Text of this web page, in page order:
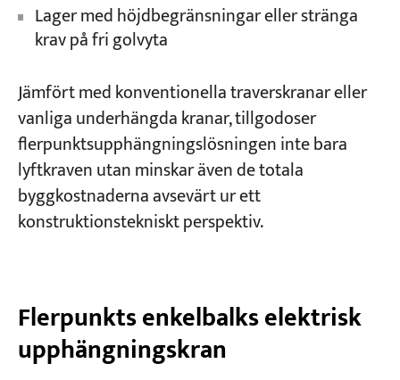
Lager med höjdbegränsningar eller stränga
krav på fri golvyta
Jämfört med konventionella traverskranar eller
vanliga underhängda kranar, tillgodoser
flerpunktsupphängningslösningen inte bara
lyftkraven utan minskar även de totala
byggkostnaderna avsevärt ur ett
konstruktionstekniskt perspektiv.
Flerpunkts enkelbalks elektrisk
upphängningskran